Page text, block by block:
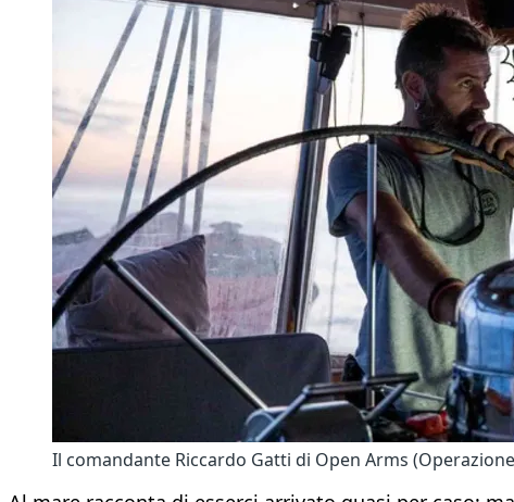
Il comandante Riccardo Gatti di Open Arms